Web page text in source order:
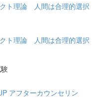
ト理論 人間は合理的選択
ト理論 人間は合理的選択
アフターカウンセリン